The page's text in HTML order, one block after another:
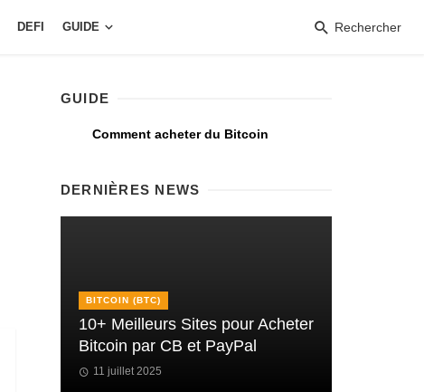
DEFI GUIDE Rechercher
GUIDE
Comment acheter du Bitcoin
DERNIÈRES NEWS
BITCOIN (BTC)
10+ Meilleurs Sites pour Acheter
Bitcoin par CB et PayPal
11 juillet 2025